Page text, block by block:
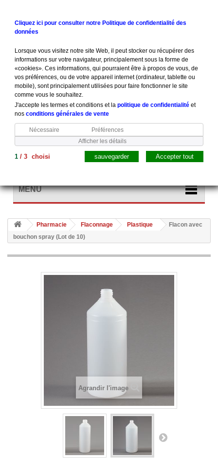
MENU
Pharmacie Flaconnage Plastique
Flacon avec
bouchon spray (Lot de 10)
Agrandir l'image
Cliquez ici pour consulter notre Politique de confidentialité des
données
Lorsque vous visitez notre site Web, il peut stocker ou récupérer des
informations sur votre navigateur, principalement sous la forme de
«cookies». Ces informations, qui pourraient être à propos de vous, de
vos préférences, ou de votre appareil internet (ordinateur, tablette ou
mobile), sont principalement utilisées pour faire fonctionner le site
comme vous le souhaitez.
J'accepte les termes et conditions et lapolitique de confidentialité et
nos conditions générales de vente
Nécessaire
Préférences
Afficher les détails
1 /3 choisi Accepter tout
sauvegarder